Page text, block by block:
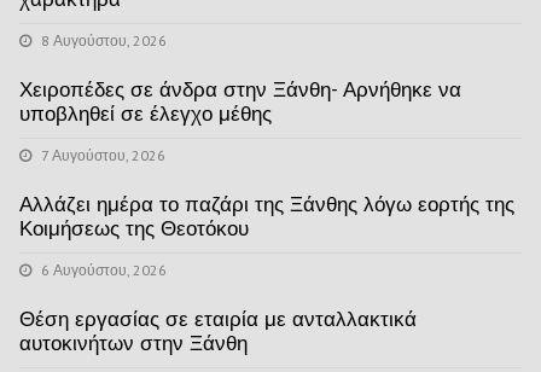
8 Αυγούστου, 2026
Χειροπέδες σε άνδρα στην Ξάνθη- Αρνήθηκε να
υποβληθεί σε έλεγχο μέθης
7 Αυγούστου, 2026
Αλλάζει ημέρα το παζάρι της Ξάνθης λόγω εορτής της
Κοιμήσεως της Θεοτόκου
6 Αυγούστου, 2026
Θέση εργασίας σε εταιρία με ανταλλακτικά
αυτοκινήτων στην Ξάνθη